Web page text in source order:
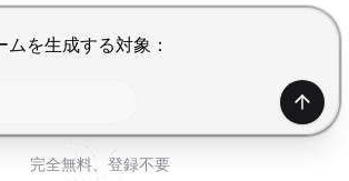
で改行
生成
完全無料、登録不要